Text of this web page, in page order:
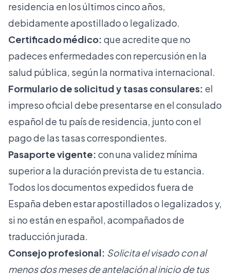
residencia en los últimos cinco años,
debidamente apostillado o legalizado.
Certificado médico: que acredite que no
padeces enfermedades con repercusión en la
salud pública, según la normativa internacional.
Formulario de solicitud y tasas consulares: el
impreso oficial debe presentarse en el consulado
español de tu país de residencia, junto con el
pago de las tasas correspondientes.
Pasaporte vigente: con una validez mínima
superior a la duración prevista de tu estancia.
Todos los documentos expedidos fuera de
España deben estar apostillados o legalizados y,
si no están en español, acompañados de
traducción jurada.
Consejo profesional: Solicita el visado con al
menos dos meses de antelación al inicio de tus